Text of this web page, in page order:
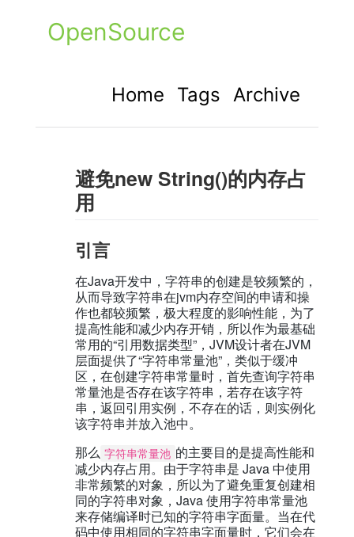
OpenSource
Home Tags Archive
避免new String()的内存占
用
引言
在Java开发中，字符串的创建是较频繁的，
从而导致字符串在jvm内存空间的申请和操
作也都较频繁，极大程度的影响性能，为了
提高性能和减少内存开销，所以作为最基础
常用的“引用数据类型”，JVM设计者在JVM
层面提供了“字符串常量池”，类似于缓冲
区，在创建字符串常量时，首先查询字符串
常量池是否存在该字符串，若存在该字符
串，返回引用实例，不存在的话，则实例化
该字符串并放入池中。
那么 字符串常量池 的主要目的是提高性能和
减少内存占用。由于字符串是 Java 中使用
非常频繁的对象，所以为了避免重复创建相
同的字符串对象，Java 使用字符串常量池
来存储编译时已知的字符串字面量。当在代
码中使用相同的字符串字面量时，它们会在